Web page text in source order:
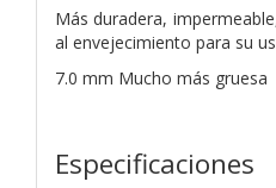
Más duradera,
al envejecimiento para su
7.0 mm Mucho más gruesa
Especificaciones